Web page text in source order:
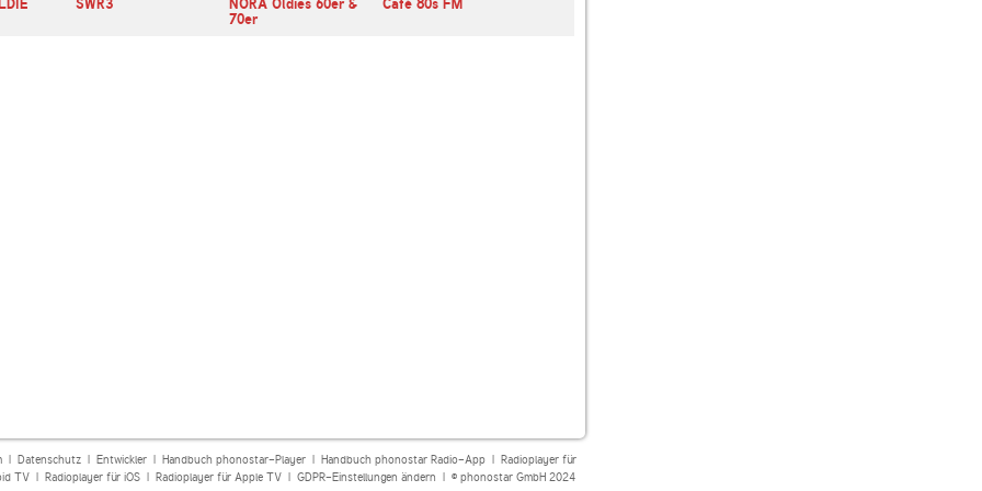
SWR3
NORA Oldies 60er &
70er
Café 80s FM
| Datenschutz| Entwickler| Handbuch phonostar-Player| Handbuch phonostar Radio-App| Radioplayer für
TV| Radioplayer für iOS| Radioplayer für Apple TV| GDPR-Einstellungen ändern | © phonostar GmbH 2024